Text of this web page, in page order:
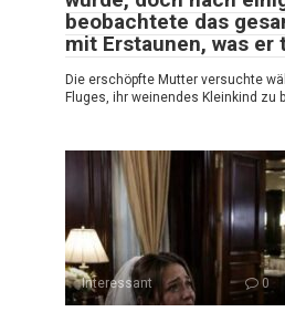
beobachtete das
mit Erstaunen, was er
Die erschöpfte Mutter versuchte
Fluges, ihr weinendes Kleinkind zu
Interessant 0